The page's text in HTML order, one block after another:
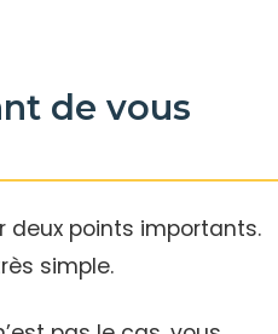
de vous
deux points importants.
simple.